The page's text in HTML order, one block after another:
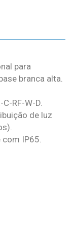
para
branca alta.
RF-W-D.
de luz
IP65.